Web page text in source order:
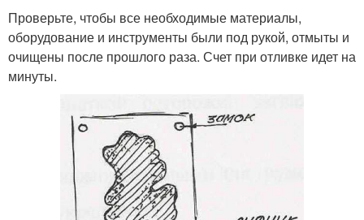
Проверьте, чтобы все необходимые материалы,
оборудование и инструменты были под рукой, отмыты и
очищены после прошлого раза. Счет при отливке идет на
минуты.